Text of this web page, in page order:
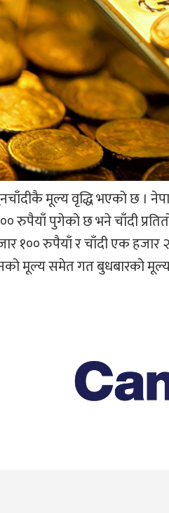
मूल्य वृद्धि भएको छ
रुपैयाँ पुगेको छ भने चाँदी
१०० रुपैयाँ र चाँदी एक हजार
मूल्य समेत गत बुधबारको